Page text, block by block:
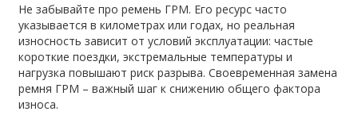
Не забывайте про ремень ГРМ. Его ресурс часто
указывается в километрах или годах, но реальная
износность зависит от условий эксплуатации: частые
короткие поездки, экстремальные температуры и
нагрузка повышают риск разрыва. Своевременная замена
ремня ГРМ – важный шаг к снижению общего фактора
износа.